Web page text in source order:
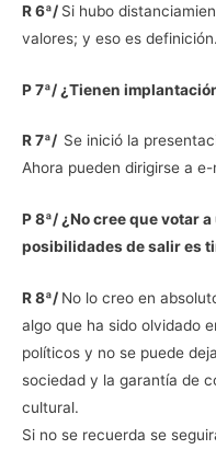
R 6ª/ Si hubo
valores; y eso es definición.
P 7ª/ ¿Tienen
R 7ª/ Se inició la
Ahora pueden dirigirse a
P 8ª/ ¿No cree que votar
posibilidades de salir es
R 8ª/ No lo creo en
algo que ha sido olvidado
políticos y no se puede
sociedad y la garantía de
cultural.
Si no se recuerda se